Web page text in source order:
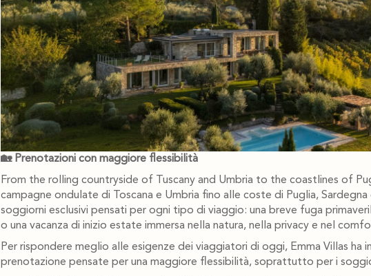
🏡 Prenotazioni con maggiore flessibilità
From the rolling countryside of Tuscany and Umbria to the coastlines of
campagne ondulate di Toscana e Umbria fino alle coste di Puglia, Sardegna
soggiorni esclusivi pensati per ogni tipo di viaggio: una breve fuga
o una vacanza di inizio estate immersa nella natura, nella privacy e nel
Per rispondere meglio alle esigenze dei viaggiatori di oggi, Emma Villas
prenotazione pensate per una maggiore flessibilità, soprattutto per i